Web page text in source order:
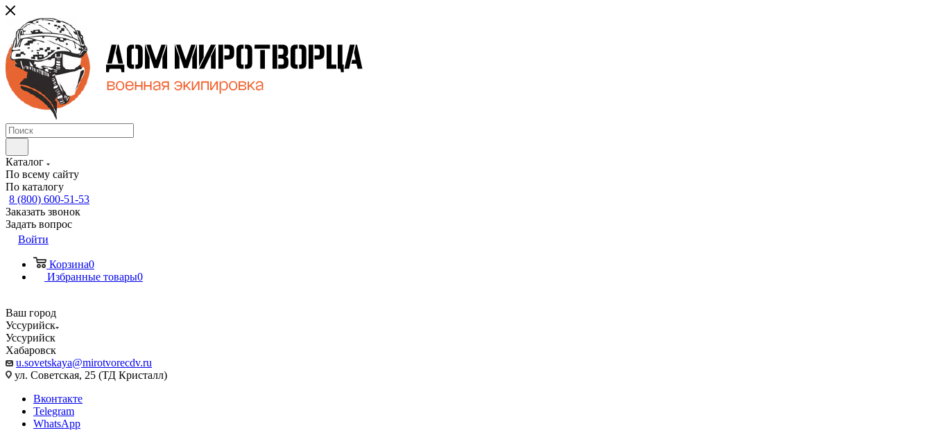
Каталог
По всему сайту
По каталогу
8 (800) 600-51-53
Заказать звонок
Задать вопрос
Войти
Корзина0
Избранные товары0
Ваш город
Уссурийск
Уссурийск
Хабаровск
u.sovetskaya@mirotvorecdv.ru
ул. Советская, 25 (ТД Кристалл)
Вконтакте
Telegram
WhatsApp